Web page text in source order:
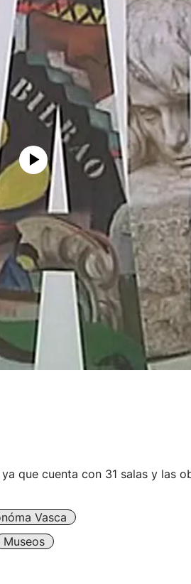
que cuenta con 31 salas y las
Vasca
Museos